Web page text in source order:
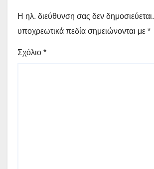
Η ηλ. διεύθυνση σας δεν δημοσιεύεται.
υποχρεωτικά πεδία σημειώνονται με *
Σχόλιο *